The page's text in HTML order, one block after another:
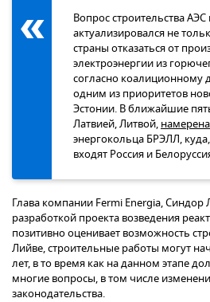
Вопрос строительства АЭС
актуализировался не
страны отказаться от
электроэнергии из
согласно коалиционному
одним из приоритетов
Эстонии. В ближайшие
Латвией, Литвой, намерена
энергокольца БРЭЛЛ,
входят Россия и
Глава компании Fermi Energia,
разработкой проекта возведения
позитивно оценивает возможность
Лийве, строительные работы могут
лет, в то время как на данном этапе
многие вопросы, в том числе
законодательства.